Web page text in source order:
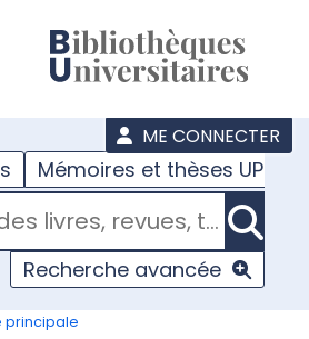
ME CONNECTER
Mémoires et thèses UPJV
Recherche avancée
principale